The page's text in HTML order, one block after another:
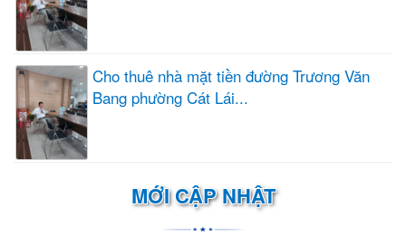
Cho thuê nhà mặt tiền đường Trương Văn
Bang phường Cát Lái...
MỚI CẬP NHẬT